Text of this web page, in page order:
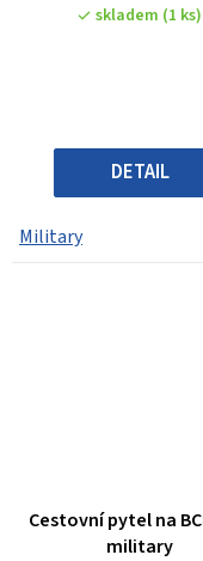
skladem (1 ks)
DETAIL
Military
Cestovní pytel na
military